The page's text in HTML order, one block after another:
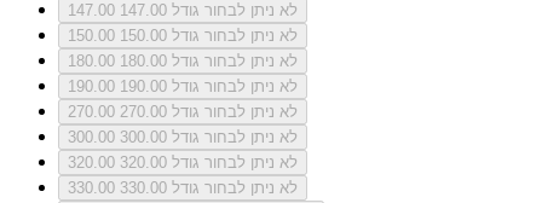
147.00
לא ניתן לבחור גודל 147.00
150.00
לא ניתן לבחור גודל 150.00
180.00
לא ניתן לבחור גודל 180.00
190.00
לא ניתן לבחור גודל 190.00
270.00
לא ניתן לבחור גודל 270.00
300.00
לא ניתן לבחור גודל 300.00
320.00
לא ניתן לבחור גודל 320.00
330.00
לא ניתן לבחור גודל 330.00